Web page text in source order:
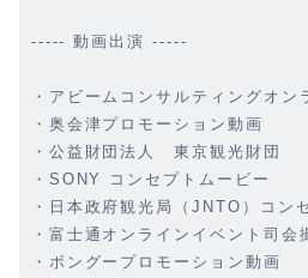
----- 動画出演 -----
・アビームコンサルティングオン
・奥会津プロモーション動画
・公益財団法人 東京観光財団
・SONY コンセプトムービー
・日本政府観光局（JNTO）コン
・富士通オンラインイベント司会
・ボングープロモーション動画